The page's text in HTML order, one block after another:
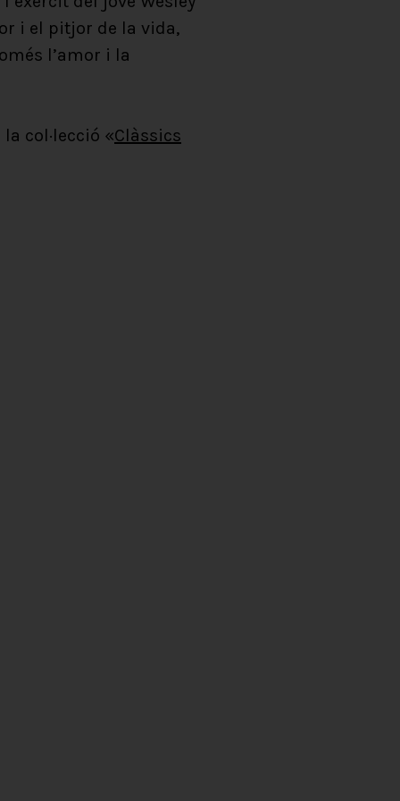
i el pitjor de la vida,
l’amor i la
col·lecció «Clàssics